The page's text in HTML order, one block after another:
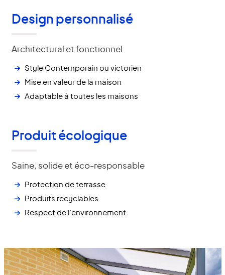
Design personnalisé
Architectural et fonctionnel
Style Contemporain ou victorien
Mise en valeur de la maison
Adaptable à toutes les maisons
Produit écologique
Saine, solide et éco-responsable
Protection de terrasse
Produits recyclables
Respect de l’environnement